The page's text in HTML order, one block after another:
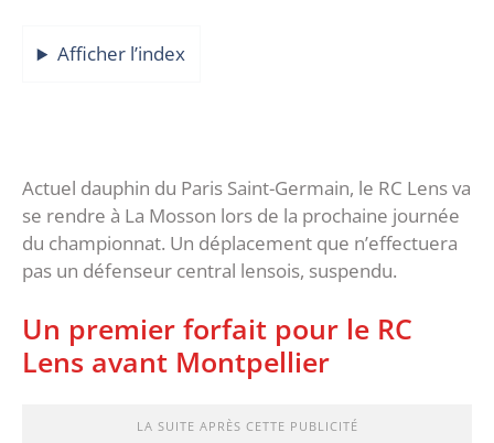
Afficher l’index
Actuel dauphin du Paris Saint-Germain, le RC Lens va
se rendre à La Mosson lors de la prochaine journée
du championnat. Un déplacement que n’effectuera
pas un défenseur central lensois, suspendu.
Un premier forfait pour le RC
Lens avant Montpellier
LA SUITE APRÈS CETTE PUBLICITÉ